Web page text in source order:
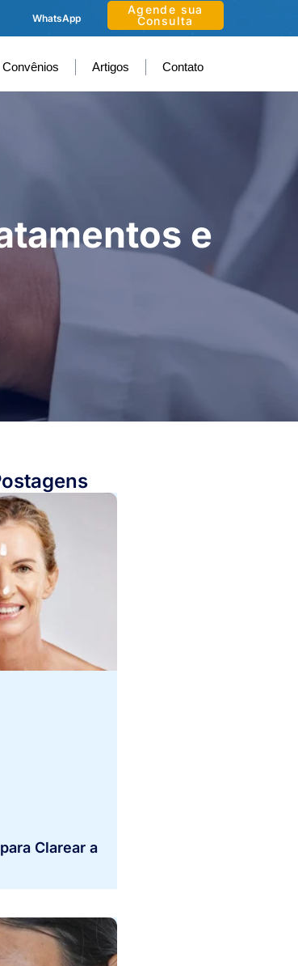
WhatsApp
Agende sua
Consulta
Convênios Artigos Contato
e
Clarear a